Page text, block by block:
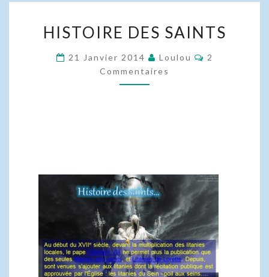
DES
SAINTS
HISTOIRE DES SAINTS
21 Janvier 2014 Loulou
2
Commentaires